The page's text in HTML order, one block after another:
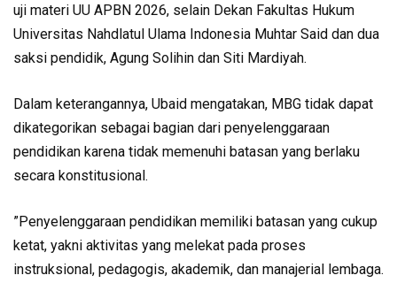
uji materi UU APBN 2026, selain Dekan Fakultas Hukum
Universitas Nahdlatul Ulama Indonesia Muhtar Said dan dua
saksi pendidik, Agung Solihin dan Siti Mardiyah.
Dalam keterangannya, Ubaid mengatakan, MBG tidak dapat
dikategorikan sebagai bagian dari penyelenggaraan
pendidikan karena tidak memenuhi batasan yang berlaku
secara konstitusional.
”Penyelenggaraan pendidikan memiliki batasan yang cukup
ketat, yakni aktivitas yang melekat pada proses
instruksional, pedagogis, akademik, dan manajerial lembaga.